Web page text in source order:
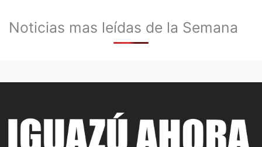
Noticias mas leídas de la Semana